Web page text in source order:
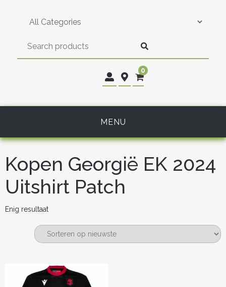
0
MENU
Kopen Georgië EK 2024
Uitshirt Patch
Enig resultaat